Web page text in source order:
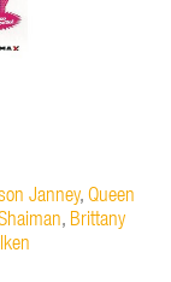
Janney, Queen
, Brittany